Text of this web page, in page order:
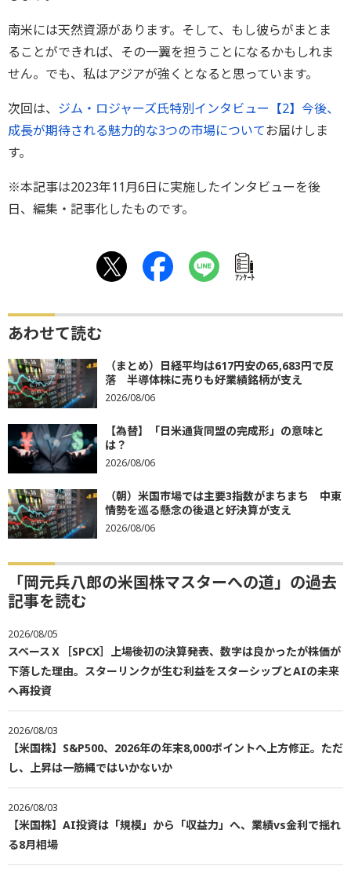
南米には天然資源があります。そして、もし彼らがまとま
ることができれば、その一翼を担うことになるかもしれま
せん。でも、私はアジアが強くとなると思っています。
次回は、 ジム・ロジャーズ氏特別インタビュー【2】今後、
成長が期待される魅力的な3つの市場についてお届けしま
す。
※本記事は2023年11月6日に実施したインタビューを後
日、編集・記事化したものです。
ｱﾝｹｰﾄ
あわせて読む
（まとめ）日経平均は617円安の65,683円で反
落 半導体株に売りも好業績銘柄が支え
2026/08/06
【為替】「日米通貨同盟の完成形」の意味と
は？
2026/08/06
（朝）米国市場では主要3指数がまちまち 中東
情勢を巡る懸念の後退と好決算が支え
2026/08/06
「岡元兵八郎の米国株マスターへの道」の過去
記事を読む
2026/08/05
スペースＸ［SPCX］上場後初の決算発表、数字は良かったが株価が
下落した理由。スターリンクが生む利益をスターシップとAIの未来
へ再投資
2026/08/03
【米国株】S&P500、2026年の年末8,000ポイントへ上方修正。ただ
し、上昇は一筋縄ではいかないか
2026/08/03
【米国株】AI投資は「規模」から「収益力」へ、業績vs金利で揺れ
る8月相場